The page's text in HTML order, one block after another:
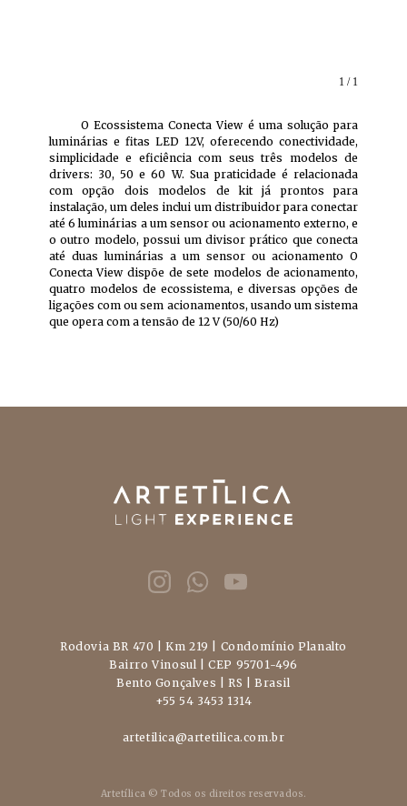
1 / 1
O Ecossistema Conecta View é uma solução para
luminárias e fitas LED 12V, oferecendo conectividade,
simplicidade e eficiência com seus três modelos de
drivers: 30, 50 e 60 W. Sua praticidade é relacionada
com opção dois modelos de kit já prontos para
instalação, um deles inclui um distribuidor para conectar
até 6 luminárias a um sensor ou acionamento externo, e
o outro modelo, possui um divisor prático que conecta
até duas luminárias a um sensor ou acionamento O
Conecta View dispõe de sete modelos de acionamento,
quatro modelos de ecossistema, e diversas opções de
ligações com ou sem acionamentos, usando um sistema
que opera com a tensão de 12 V (50/60 Hz)
Rodovia BR 470 | Km 219 | Condomínio Planalto
Bairro Vinosul | CEP 95701-496
Bento Gonçalves | RS | Brasil
+55 54 3453 1314
artetilica@artetilica.com.br
Artetílica © Todos os direitos reservados.